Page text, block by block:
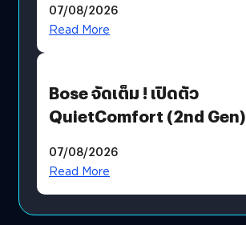
มีภาษาไทยด้วย
07/08/2026
Read More
Bose จัดเต็ม ! เปิดตัว
QuietComfort (2nd Gen)
07/08/2026
Read More